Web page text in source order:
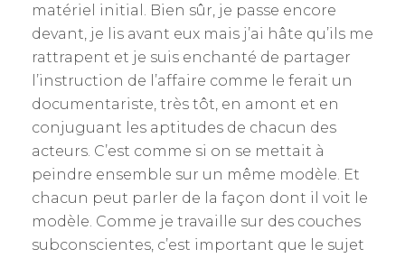
matériel initial. Bien sûr, je passe encore
devant, je lis avant eux mais j’ai hâte qu’ils me
rattrapent et je suis enchanté de partager
l’instruction de l’affaire comme le ferait un
documentariste, très tôt, en amont et en
conjuguant les aptitudes de chacun des
acteurs. C’est comme si on se mettait à
peindre ensemble sur un même modèle. Et
chacun peut parler de la façon dont il voit le
modèle. Comme je travaille sur des couches
subconscientes, c’est important que le sujet